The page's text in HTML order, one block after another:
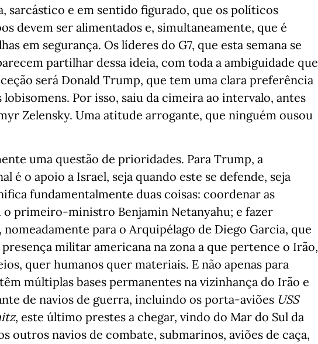
sarcástico e em sentido figurado, que os políticos
devem ser alimentados e, simultaneamente, que é
em segurança. Os líderes do G7, que esta semana se
partilhar dessa ideia, com toda a ambiguidade que
será Donald Trump, que tem uma clara preferência
Por isso, saiu da cimeira ao intervalo, antes
Zelensky. Uma atitude arrogante, que ninguém ousou
uma questão de prioridades. Para Trump, a
é o apoio a Israel, seja quando este se defende, seja
fundamentalmente duas coisas: coordenar as
o primeiro-ministro Benjamin Netanyahu; e fazer
nomeadamente para o Arquipélago de Diego Garcia, que
militar americana na zona a que pertence o Irão,
quer humanos quer materiais. E não apenas para
múltiplas bases permanentes na vizinhança do Irão e
de navios de guerra, incluindo os porta-aviões USS
, este último prestes a chegar, vindo do Mar do Sul da
outros navios de combate, submarinos, aviões de caça,